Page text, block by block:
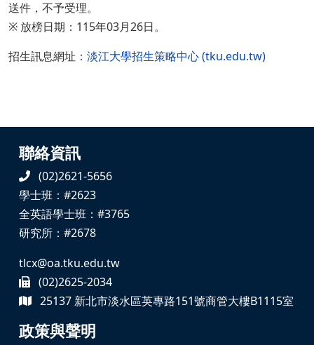
送件，不予受理。
※ 放榜日期：115年03月26日。
招生訊息網址： 淡江大學招生策略中心 (tku.edu.tw)
聯絡資訊
(02)2621-5656
學士班：#2623
全英語學士班：#3765
研究所：#2678
tlcx@oa.tku.edu.tw
(02)2625-2034
25137 新北市淡水區英專路151號商管大樓B1115室
政策與聲明